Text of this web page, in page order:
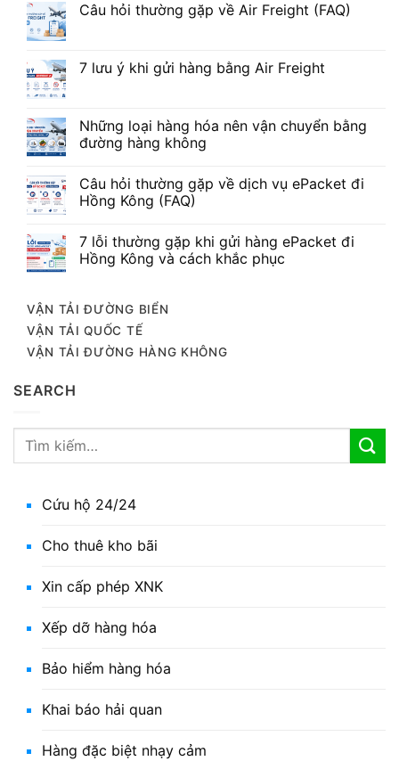
Câu hỏi thường gặp về Air Freight (FAQ)
7 lưu ý khi gửi hàng bằng Air Freight
Những loại hàng hóa nên vận chuyển bằng
đường hàng không
Câu hỏi thường gặp về dịch vụ ePacket đi
Hồng Kông (FAQ)
7 lỗi thường gặp khi gửi hàng ePacket đi
Hồng Kông và cách khắc phục
VẬN TẢI ĐƯỜNG BIỂN
VẬN TẢI QUỐC TẾ
VẬN TẢI ĐƯỜNG HÀNG KHÔNG
SEARCH
Cứu hộ 24/24
Cho thuê kho bãi
Xin cấp phép XNK
Xếp dỡ hàng hóa
Bảo hiểm hàng hóa
Khai báo hải quan
Hàng đặc biệt nhạy cảm